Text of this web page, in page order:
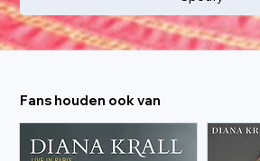
Fans houden ook van